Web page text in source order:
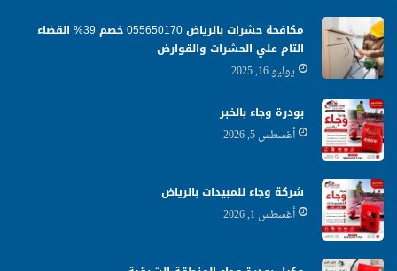
مكافحة حشرات بالرياض 055650170 خصم 39% القضاء
التام علي الحشرات والقوارض
يوليو 16, 2025
بودرة وجاء بالخبر
أغسطس 5, 2026
شركة وجاء للمبيدات بالرياض
أغسطس 1, 2026